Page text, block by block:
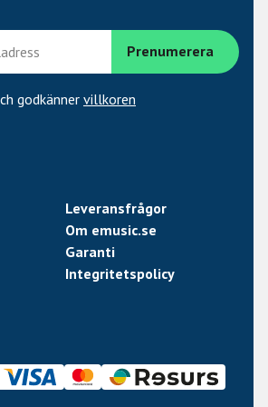
godkänner villkoren
Leveransfrågor
Om emusic.se
Garanti
Integritetspolicy